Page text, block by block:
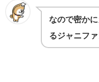
なので密か
るジャニファ